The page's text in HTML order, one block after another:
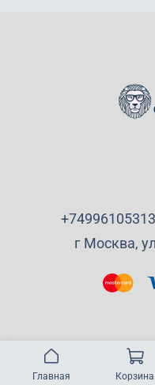
+74996105313
г Москва,
Главная Корзина